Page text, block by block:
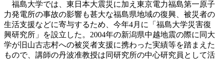
福島大学では、東日本大震災に加え東京電力福島第一原子
力発電所の事故の影響も甚大な福島県地域の復興、被災者の
生活支援などに寄与するため、今年4月に「福島大学災害復
興研究所」を設立した。2004年の新潟県中越地震の際に同大
学が旧山古志村への被災者支援に携わった実績等を踏まえた
もので、講師の丹波准教授は同研究所の中心研究員として活